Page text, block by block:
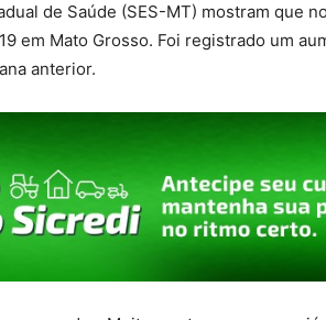
de Saúde (SES-MT) mostram que
em Mato Grosso. Foi registrado um
anterior.